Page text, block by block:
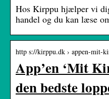
Hos Kirppu hjælper vi
handel og du kan læse
http s://kirppu.dk › appen-mit-
App’en ‘Mit
den bedste